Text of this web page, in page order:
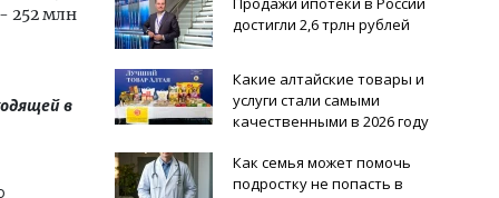
252 млн
в
достигли 2,6 трлн рублей
Какие алтайские товары и
услуги стали самыми
качественными в 2026 году
Как семья может помочь
подростку не попасть в